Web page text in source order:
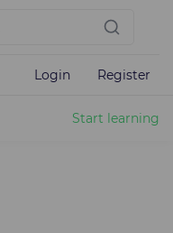
Login Register
Start learning